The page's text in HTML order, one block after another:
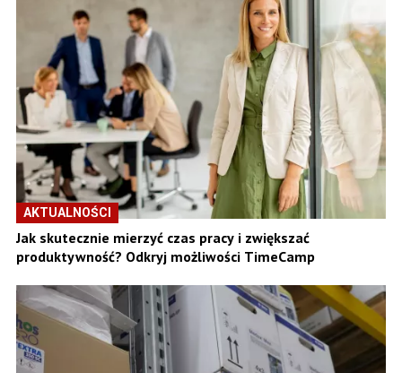
AKTUALNOŚCI
Jak skutecznie mierzyć czas pracy i zwiększać
produktywność? Odkryj możliwości TimeCamp